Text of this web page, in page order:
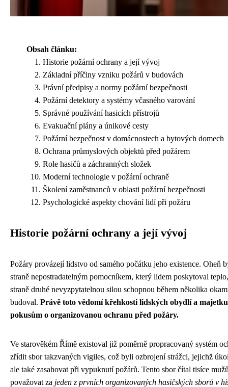
Obsah článku:
Historie požární ochrany a její vývoj
Základní příčiny vzniku požárů v budovách
Právní předpisy a normy požární bezpečnosti
Požární detektory a systémy včasného varování
Správné používání hasicích přístrojů
Evakuační plány a únikové cesty
Požární bezpečnost v domácnostech a bytových domech
Ochrana průmyslových objektů před požárem
Role hasičů a záchranných složek
Moderní technologie v požární ochraně
Školení zaměstnanců v oblasti požární bezpečnosti
Psychologické aspekty chování lidí při požáru
Historie požární ochrany a její vývoj
Požáry provázejí lidstvo od samého počátku jeho existence. Oheň
straně nepostradatelným pomocníkem, který lidem poskytoval
straně druhé nevyzpytatelnou silou schopnou během několika
budoval. Právě toto vědomí křehkosti lidských obydlí a
pokusům o organizovanou ochranu před požáry.
Ve starověkém Římě existoval již poměrně propracovaný systém
zřídit sbor takzvaných vigiles, což byli ozbrojení strážci, jejichž
ale také zasahovat při vypuknutí požárů. Tento sbor čítal tisíce
považovat za jeden z prvních organizovaných hasičských sborů v